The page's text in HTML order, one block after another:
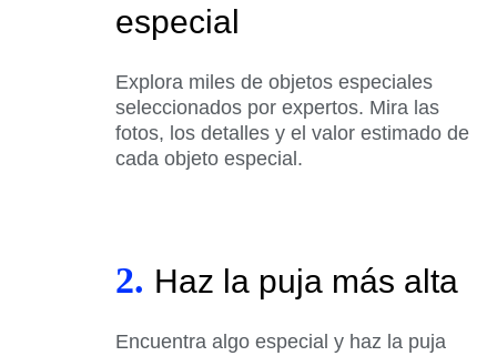
especial
Explora miles de objetos especiales
seleccionados por expertos. Mira las
fotos, los detalles y el valor estimado de
cada objeto especial.
2. Haz la puja más alta
Encuentra algo especial y haz la puja